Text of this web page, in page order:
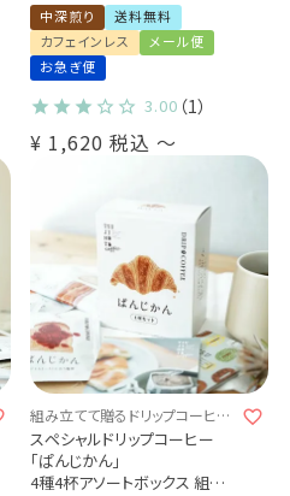
立てキット
プチギフト メール便 送料無料
ご自身で作るキットをお届け♪
おかずパンに合う珈琲
おやつパンに合う珈琲
中深煎り
送料無料
カフェインレス
メール便
お急ぎ便
3.00 （1）
¥ 1,620 税込 〜
組み立てて贈るドリップコーヒー
4杯ギフト♪
スペシャルドリップコーヒー
「ぱんじかん」
4種4杯アソートボックス 組み